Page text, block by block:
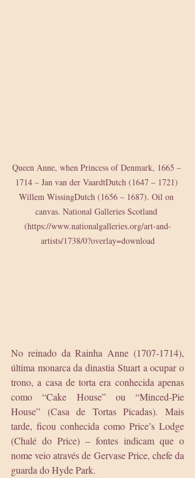
Queen Anne, when Princess of Denmark, 1665 –
1714 – Jan van der VaardtDutch (1647 – 1721)
Willem WissingDutch (1656 – 1687). Oil on
canvas. National Galleries Scotland
(https://www.nationalgalleries.org/art-and-
artists/1738/0?overlay=download
No reinado da Rainha Anne (1707-1714),
última monarca da dinastia Stuart a ocupar o
trono, a casa de torta era conhecida apenas
como “Cake House” ou “Minced-Pie
House” (Casa de Tortas Picadas). Mais
tarde, ficou conhecida como Price’s Lodge
(Chalé do Price) – fontes indicam que o
nome veio através de Gervase Price, chefe da
guarda do Hyde Park.